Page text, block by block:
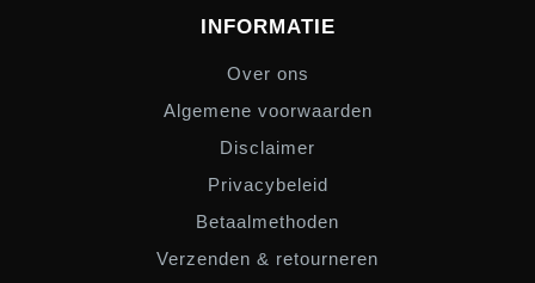
INFORMATIE
Over ons
Algemene voorwaarden
Disclaimer
Privacybeleid
Betaalmethoden
Verzenden & retourneren